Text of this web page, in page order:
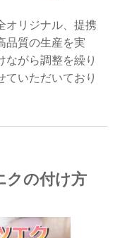
オリジナル、提携
品質の生産を実
ながら調整を繰り
ていただいており
クの付け方